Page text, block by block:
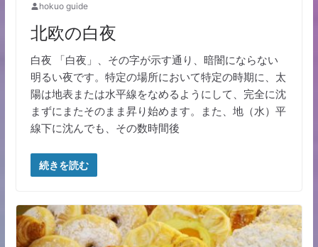
hokuo guide
北欧の白夜
白夜 「白夜」、その字が示す通り、暗闇にならない
明るい夜です。特定の場所において特定の時期に、太
陽は地表または水平線をなめるようにして、完全に沈
まずにまたそのまま昇り始めます。また、地（水）平
線下に沈んでも、その数時間後
続きを読む